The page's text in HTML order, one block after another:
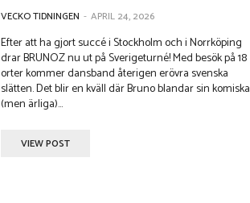
VECKO TIDNINGEN - APRIL 24, 2026
Efter att ha gjort succé i Stockholm och i Norrköping
drar BRUNOZ nu ut på Sverigeturné! Med besök på 18
orter kommer dansband återigen erövra svenska
slätten. Det blir en kväll där Bruno blandar sin komiska
(men ärliga)...
VIEW POST